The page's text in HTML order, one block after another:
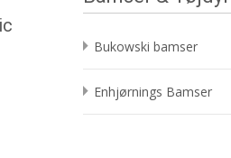
Bukowski bamser
Enhjørnings Bamser